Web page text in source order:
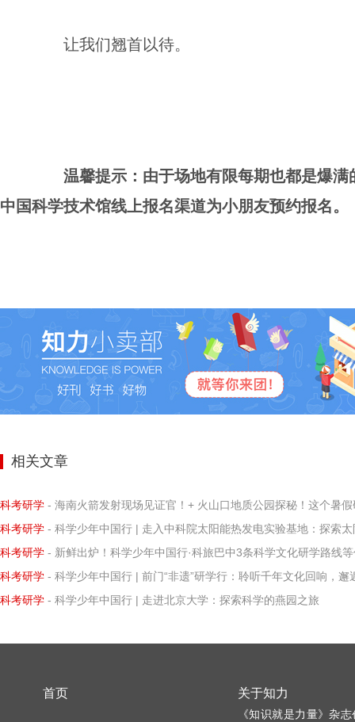
让我们翘首以待。
温馨提示：由于场地有限每期也都是爆满
中国科学技术馆线上报名渠道为小朋友预约报名。
相关文章
科考研学 - 海南火箭发射现场见证官！+ 火山口地质公园探秘！这个暑假研学营让孩子亲历科学
科考研学 - 科学少年中国行 | 走入中科院太阳能热发电实验基地：探索太阳能热发电的
科考研学 - 新鲜出炉！科学少年中国行·科旅巴中3条科学文化研学路线等你打卡
科考研学 - 科学少年中国行 | 前门“非遗”研学行：聆听千年文化回响，邂逅知识璀璨微
科考研学 - 科学少年中国行 | 走进北京大学：探索科学的燕园之旅
首页 关于知力
《知识就是力量》杂